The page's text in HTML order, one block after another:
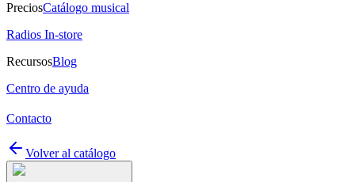
PreciosCatálogo musical
Radios In-store
RecursosBlog
Centro de ayuda
Contacto
Volver al catálogo